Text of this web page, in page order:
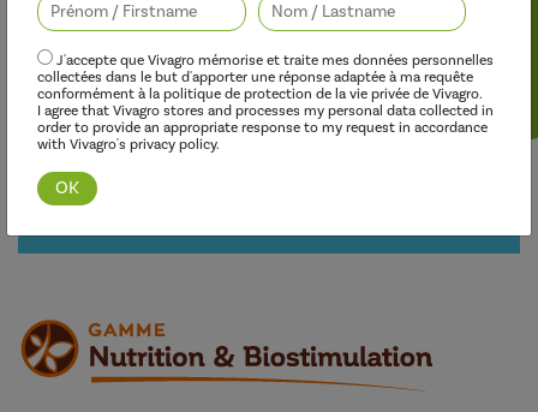
J'accepte que Vivagro mémorise et traite mes données personnelles
collectées dans le but d'apporter une réponse adaptée à ma requête
conformément à la politique de protection de la vie privée de Vivagro.
I agree that Vivagro stores and processes my personal data collected in
order to provide an appropriate response to my request in accordance
with Vivagro's privacy policy.